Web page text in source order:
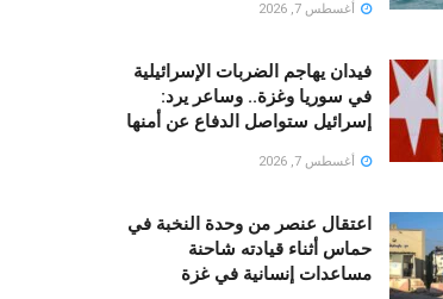
أغسطس 7, 2026
فيدان يهاجم الضربات الإسرائيلية
في سوريا وغزة.. وساعر يرد:
إسرائيل ستواصل الدفاع عن أمنها
أغسطس 7, 2026
اعتقال عنصر من وحدة النخبة في
حماس أثناء قيادته شاحنة
مساعدات إنسانية في غزة